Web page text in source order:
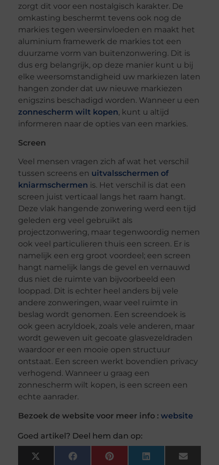
zorgt dit voor een nostalgisch karakter. De
omkasting beschermt tevens ook nog de
markies tegen weersinvloeden en maakt het
aluminium framewerk de markies tot een
duurzame vorm van buitenzonwering. Dit is
dus erg belangrijk, op deze manier kunt u bij
elke weersomstandigheid uw markiezen laten
hangen zonder dat uw nieuwe markiezen
enigszins beschadigd worden. Wanneer u een
zonnescherm wilt kopen, kunt u altijd
informeren naar de opties van een markies.
Screen
Veel mensen vragen zich af wat het verschil
tussen screens en uitvalsschermen of
kniarmschermen is. Het verschil is dat een
screen juist verticaal langs het raam hangt.
Deze vlak hangende zonwering werd een tijd
geleden erg veel gebruikt als
projectzonwering, maar tegenwoordig nemen
ook veel particulieren thuis een screen. Er is
namelijk een erg groot voordeel; een screen
hangt namelijk langs de gevel en vernauwd
dus niet de ruimte van bijvoorbeeld een
looppad. Dit is echter heel anders bij vele
andere zonweringen, waar veel ruimte in
beslag wordt genomen. Een screendoek is
ook geen acryldoek, zoals vele anderen, maar
wordt geweven uit gecoate glasvezeldraden
waardoor er een mooie open structuur
ontstaat. Een screen werkt bovendien privacy
verhogend. Wanneer u graag een
zonnescherm wilt kopen, is een screen een
echte aanrader.
Bezoek de website voor meer info : website
Goed artikel? Deel hem dan op:
X
FacebookPinterestLinkedInEmail